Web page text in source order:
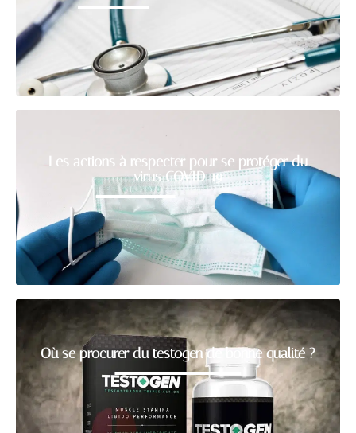
Les actions à respecter pour se protéger du
virus COVID-19
Où se procurer du testogen de bonne qualité ?